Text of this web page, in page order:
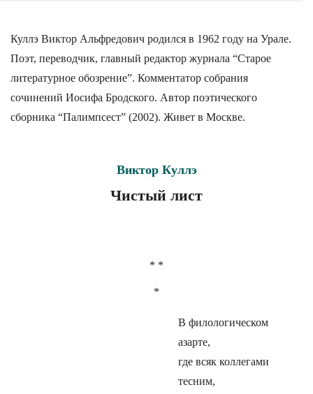
Куллэ Виктор Альфредович родился в 1962 году на Урале.
Поэт, переводчик, главный редактор журнала “Старое
литературное обозрение”. Комментатор собрания
сочинений Иосифа Бродского. Автор поэтического
сборника “Палимпсест” (2002). Живет в Москве.
Виктор Куллэ
Чистый лист
* *
*
В филологическом
азарте,
где всяк коллегами
тесним,